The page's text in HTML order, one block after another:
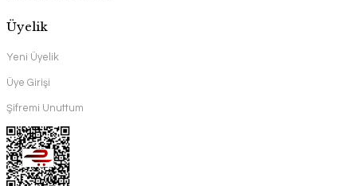
Üyelik
Yeni Üyelik
Üye Girişi
Şifremi Unuttum